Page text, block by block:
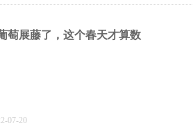
萄展藤了，这个春天才算数
07-20